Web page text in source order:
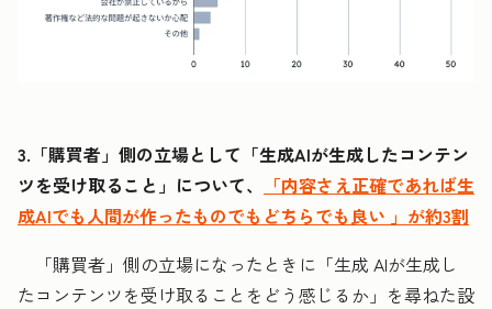
3.「購買者」側の立場として「生成AIが生成したコンテン
ツを受け取ること」について、
「内容さえ正確であれば生
成AIでも人間が作ったものでもどちらでも良い 」が約3割
「購買者」側の立場になったときに「生成 AIが生成し
たコンテンツを受け取ることをどう感じるか」を尋ねた設